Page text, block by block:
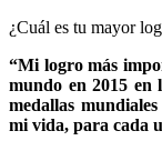
¿Cuál es tu mayor
“Mi logro más
mundo en 2015 en
medallas
mi vida, para cada